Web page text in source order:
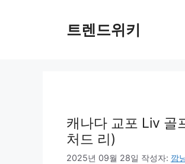
트렌드위키
캐나다 교포 Liv 골
처드 리)
2025년 09월 28일 작성자: 깜